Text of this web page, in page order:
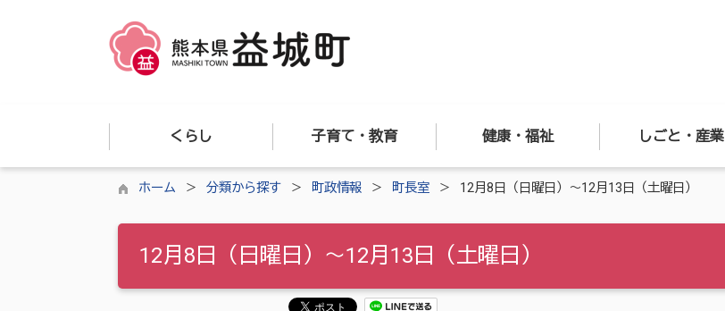
くらし 子育て・教育 健康・福祉 しごと・産業
ホーム 分類から探す 町政情報 町長室 12月8日（日曜日）～12月13日（土曜日）
12月8日（日曜日）～12月13日（土曜日）